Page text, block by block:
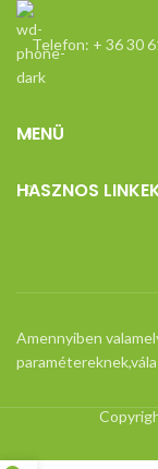
Telefon: + 36 30
MENÜ
HASZNOS
Amennyiben